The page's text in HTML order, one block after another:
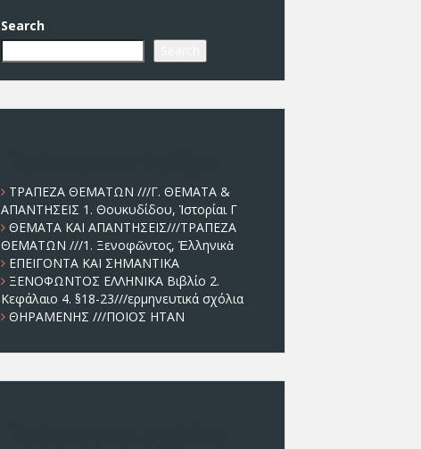
Search
ΤΡΑΠΕΖΑ ΘΕΜΑΤΩΝ ///Γ. ΘΕΜΑΤΑ &
ΑΠΑΝΤΗΣΕΙΣ 1. Θουκυδίδου, Ἱστορίαι Γ
ΘΕΜΑΤΑ ΚΑΙ ΑΠΑΝΤΗΣΕΙΣ///ΤΡΑΠΕΖΑ
ΘΕΜΑΤΩΝ ///1. Ξενοφῶντος, Ἑλληνικὰ
ΕΠΕΙΓΟΝΤΑ ΚΑΙ ΣΗΜΑΝΤΙΚΑ
ΞΕΝΟΦΩΝΤΟΣ ΕΛΛΗΝΙΚΑ Βιβλίο 2.
Κεφάλαιο 4. §18-23///ερμηνευτικά σχόλια
ΘΗΡΑΜΕΝΗΣ ///ΠΟΙΟΣ ΗΤΑΝ